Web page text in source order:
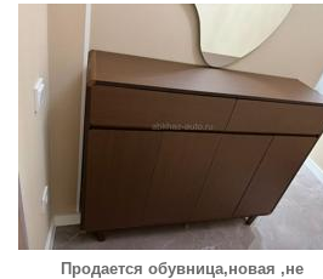
Продается обувница,новая ,не